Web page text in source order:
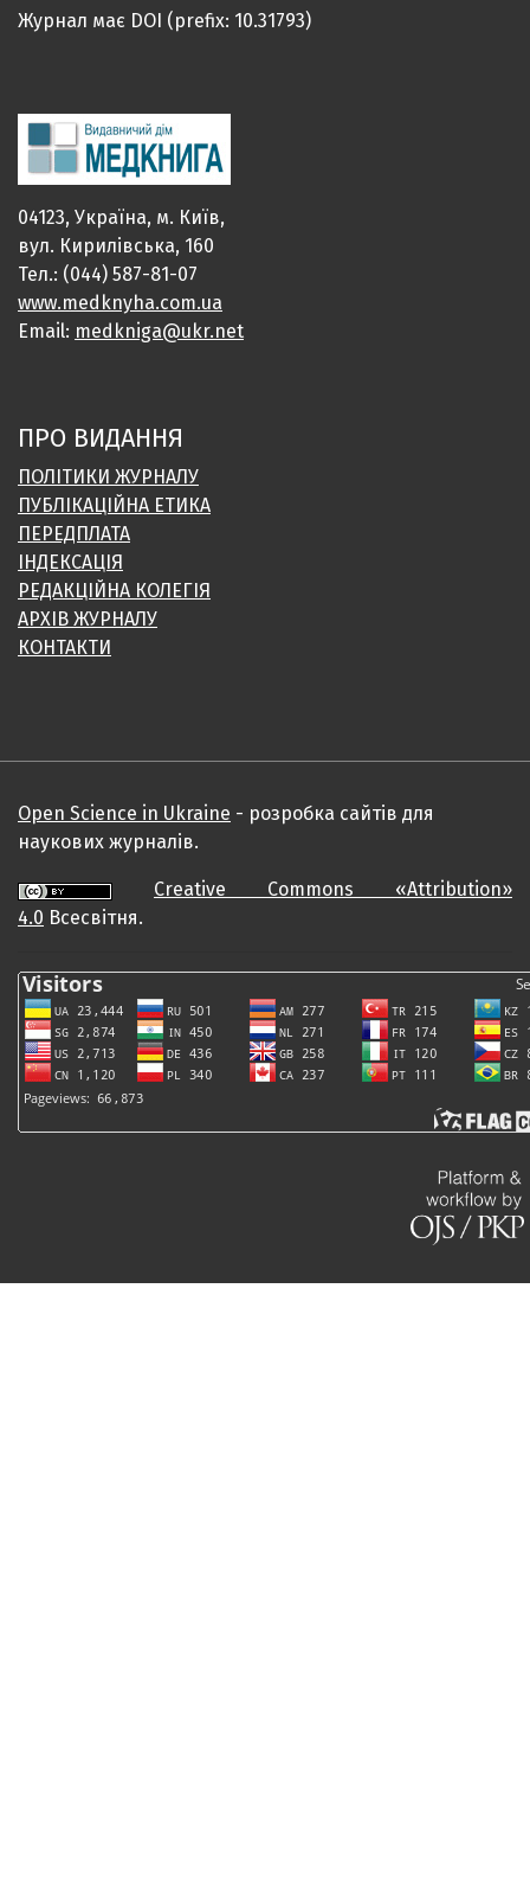
Журнал має DOI (prefix: 10.31793)
04123, Україна, м. Київ,
вул. Кирилівська, 160
Тел.: (044) 587-81-07
www.medknyha.com.ua
Email: medkniga@ukr.net
ПРО ВИДАННЯ
ПОЛІТИКИ ЖУРНАЛУ
ПУБЛІКАЦІЙНА ЕТИКА
ПЕРЕДПЛАТА
ІНДЕКСАЦІЯ
РЕДАКЦІЙНА КОЛЕГІЯ
АРХІВ ЖУРНАЛУ
КОНТАКТИ
Open Science in Ukraine - розробка сайтів для
наукових журналів.
Creative Commons «Attribution»
4.0 Всесвітня.